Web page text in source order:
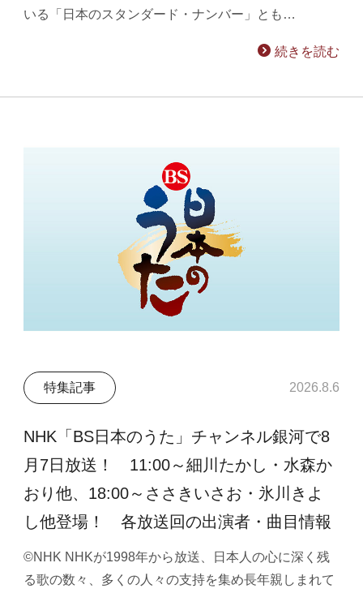
いる「日本のスタンダード・ナンバー」とも…
続きを読む
特集記事 2026.8.6
NHK「BS日本のうた」チャンネル銀河で8
月7日放送！ 11:00～細川たかし・水森か
おり他、18:00～ささきいさお・氷川きよ
し他登場！ 各放送回の出演者・曲目情報
©NHK NHKが1998年から放送、日本人の心に深く残
る歌の数々、多くの人々の支持を集め長年親しまれて